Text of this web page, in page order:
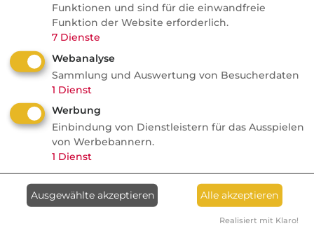
Funktionen und sind für die einwandfreie
Funktion der Website erforderlich.
7 Dienste
Webanalyse
Sammlung und Auswertung von Besucherdaten
1 Dienst
Werbung
Einbindung von Dienstleistern für das Ausspielen
von Werbebannern.
1 Dienst
Ausgewählte akzeptieren Alle akzeptieren
Realisiert mit Klaro!